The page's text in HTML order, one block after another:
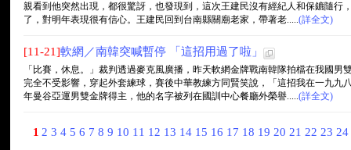
親看到他突然出現，都很驚訝，也發現到，這次王建民沒有經紀人和保鑣隨行
了，對明年表現很有信心。王建民回到台南縣關廟老家，帶著老.....(詳全文)
[11-21]軟網／南韓突喊暫停 「這招用過了啦」
「比賽，休息。」裁判透過麥克風廣播，昨天軟網金牌戰南韓隊拍檔在我國
完全不受影響，穿起外套練球，賽後中華教練方同賢笑說，「這招我在一九九
年曼谷亞運男雙金牌得主，他的名字被列在國訓中心餐廳外榮譽.....(詳全文)
1 2 3 4 5 6 7 8 9 10 11 12 13 14 15 16 17 18 19 20 21 22 23 24